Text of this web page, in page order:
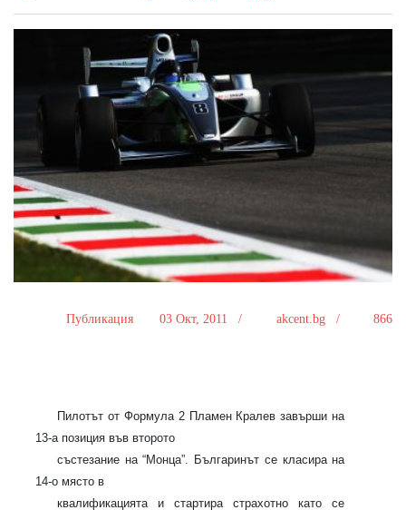
Публикация 03 Окт, 2011 / akcent.bg / 866
Пилотът от Формула 2 Пламен Кралев завърши на
13-а позиция във второто
състезание на “Монца”. Българинът се класира на
14-о място в
квалификацията и стартира страхотно като се